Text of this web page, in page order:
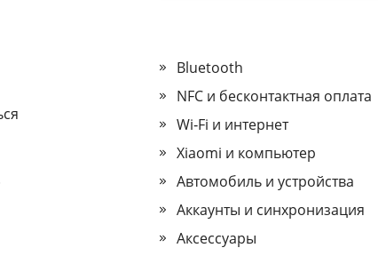
Bluetooth
NFC и бесконтактная оплата
Wi‑Fi и интернет
Xiaomi и компьютер
Автомобиль и устройства
Аккаунты и синхронизация
Аксессуары